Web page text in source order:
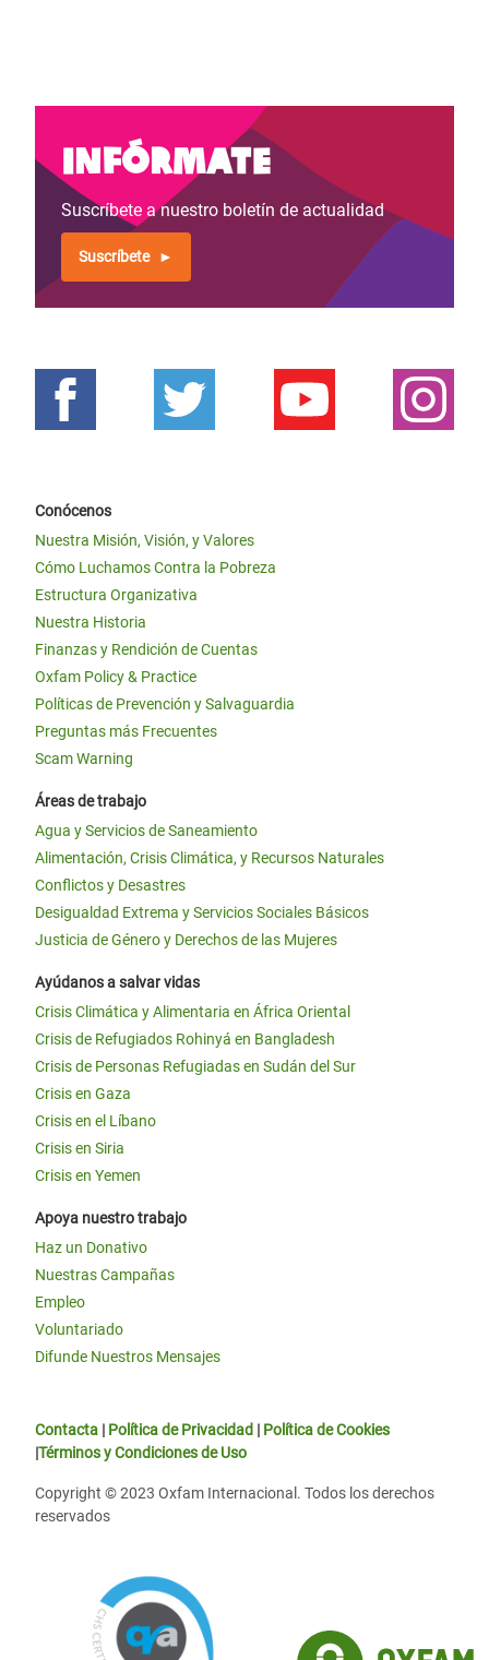
Infórmate
Suscríbete a nuestro boletín de actualidad
Suscríbete
Conócenos
Nuestra Misión, Visión, y Valores
Cómo Luchamos Contra la Pobreza
Estructura Organizativa
Nuestra Historia
Finanzas y Rendición de Cuentas
Oxfam Policy & Practice
Políticas de Prevención y Salvaguardia
Preguntas más Frecuentes
Scam Warning
Áreas de trabajo
Agua y Servicios de Saneamiento
Alimentación, Crisis Climática, y Recursos Naturales
Conflictos y Desastres
Desigualdad Extrema y Servicios Sociales Básicos
Justicia de Género y Derechos de las Mujeres
Ayúdanos a salvar vidas
Crisis Climática y Alimentaria en África Oriental
Crisis de Refugiados Rohinyá en Bangladesh
Crisis de Personas Refugiadas en Sudán del Sur
Crisis en Gaza
Crisis en el Líbano
Crisis en Siria
Crisis en Yemen
Apoya nuestro trabajo
Haz un Donativo
Nuestras Campañas
Empleo
Voluntariado
Difunde Nuestros Mensajes
Contacta | Política de Privacidad | Política de Cookies
|Términos y Condiciones de Uso
Copyright © 2023 Oxfam Internacional. Todos los derechos
reservados